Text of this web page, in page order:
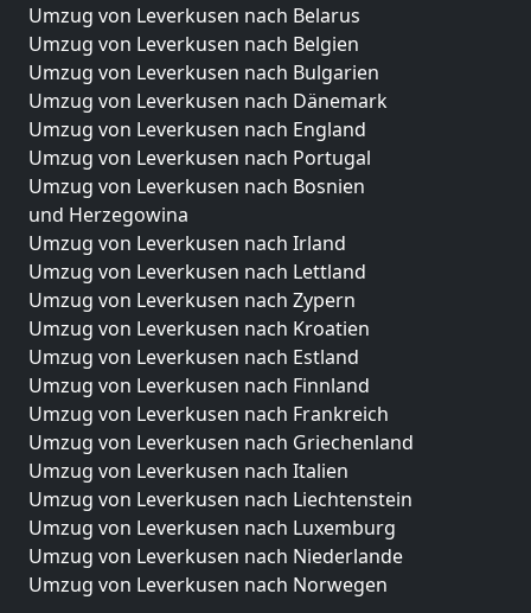
Umzug von Leverkusen nach Belarus
Umzug von Leverkusen nach Belgien
Umzug von Leverkusen nach Bulgarien
Umzug von Leverkusen nach Dänemark
Umzug von Leverkusen nach England
Umzug von Leverkusen nach Portugal
Umzug von Leverkusen nach Bosnien
und Herzegowina
Umzug von Leverkusen nach Irland
Umzug von Leverkusen nach Lettland
Umzug von Leverkusen nach Zypern
Umzug von Leverkusen nach Kroatien
Umzug von Leverkusen nach Estland
Umzug von Leverkusen nach Finnland
Umzug von Leverkusen nach Frankreich
Umzug von Leverkusen nach Griechenland
Umzug von Leverkusen nach Italien
Umzug von Leverkusen nach Liechtenstein
Umzug von Leverkusen nach Luxemburg
Umzug von Leverkusen nach Niederlande
Umzug von Leverkusen nach Norwegen